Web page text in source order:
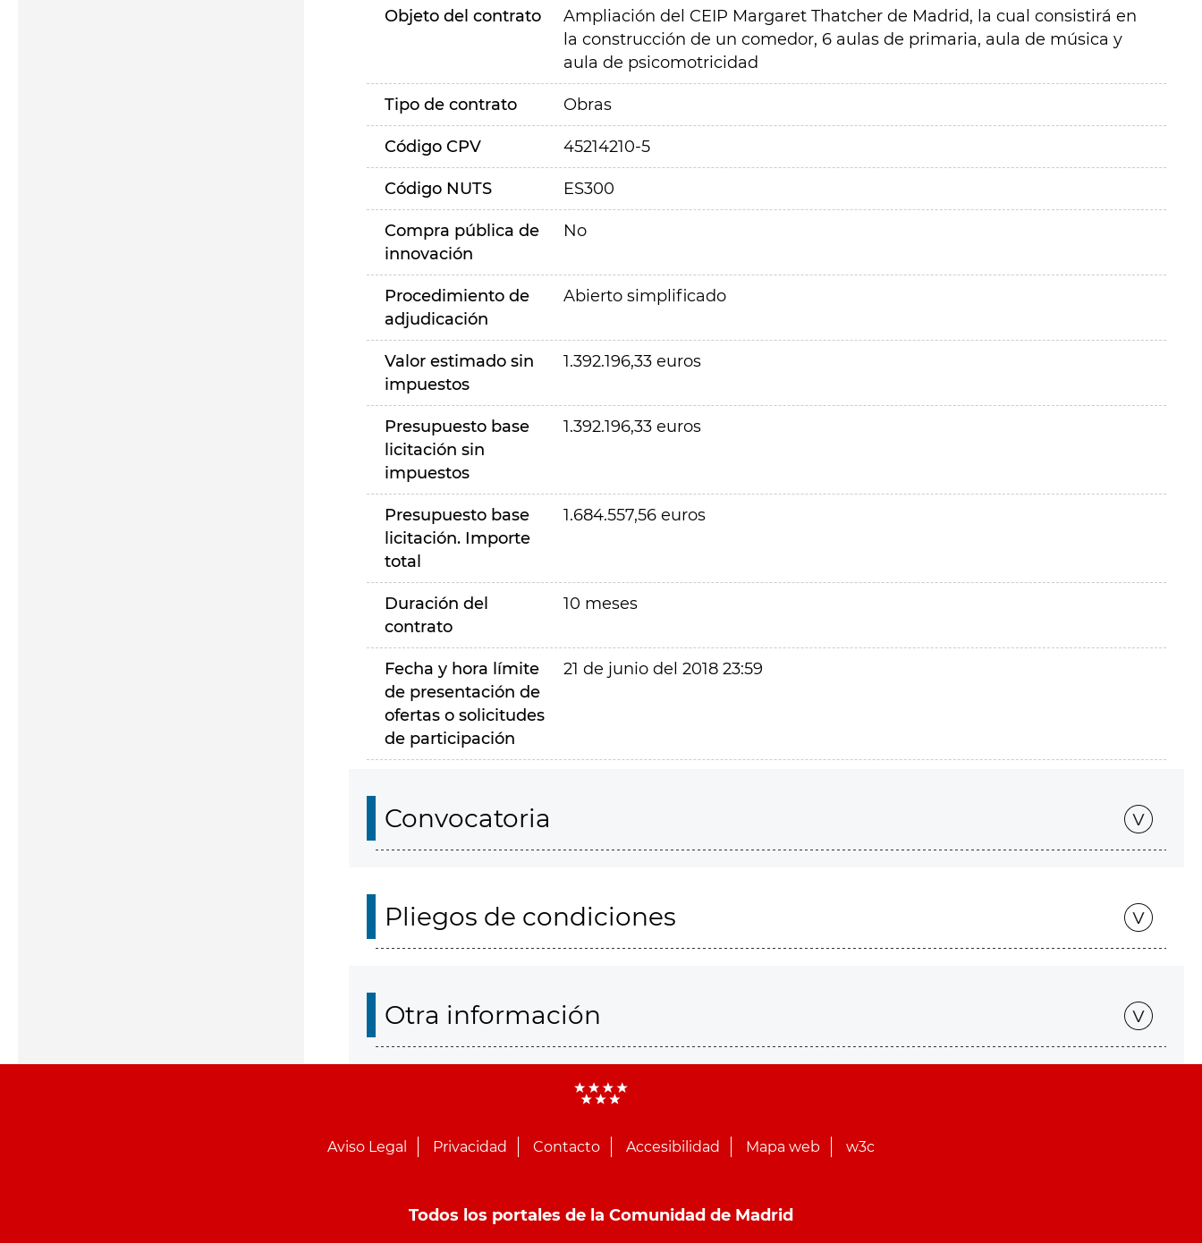
Objeto del contrato
Ampliación del CEIP Margaret Thatcher de Madrid, la cual consistirá en
la construcción de un comedor, 6 aulas de primaria, aula de música y
aula de psicomotricidad
Tipo de contrato Obras
Código CPV 45214210-5
Código NUTS ES300
Compra pública de
innovación
No
Procedimiento de
adjudicación
Abierto simplificado
Valor estimado sin
impuestos
1.392.196,33 euros
Presupuesto base
licitación sin
impuestos
1.392.196,33 euros
Presupuesto base
licitación. Importe
total
1.684.557,56 euros
Duración del
contrato
10 meses
Fecha y hora límite
de presentación de
ofertas o solicitudes
de participación
21 de junio del 2018 23:59
Convocatoria
Pliegos de condiciones
Otra información
Aviso Legal Privacidad Contacto Accesibilidad Mapa web w3c
Todos los portales de la Comunidad de Madrid